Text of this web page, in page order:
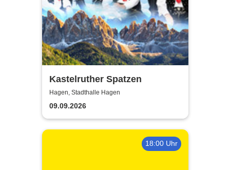
Kastelruther Spatzen
Hagen, Stadthalle Hagen
09.09.2026
18:00 Uhr